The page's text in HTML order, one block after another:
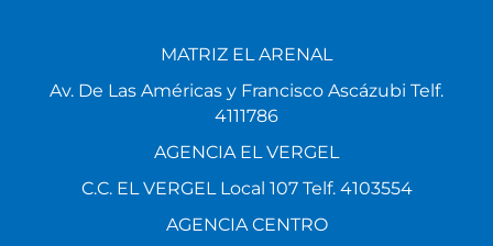
MATRIZ EL ARENAL
Av. De Las Américas y Francisco Ascázubi Telf.
4111786
AGENCIA EL VERGEL
C.C. EL VERGEL Local 107 Telf. 4103554
AGENCIA CENTRO